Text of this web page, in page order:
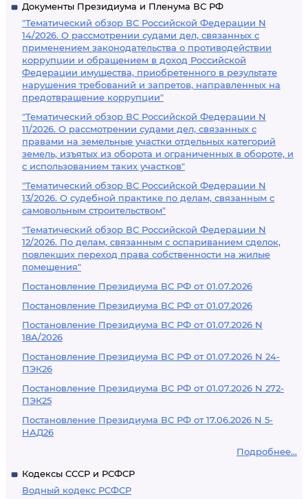
Документы Президиума и Пленума ВС РФ
"Тематический обзор ВС Российской Федерации N
14/2026. О рассмотрении судами дел, связанных с
применением законодательства о противодействии
коррупции и обращением в доход Российской
Федерации имущества, приобретенного в результате
нарушения требований и запретов, направленных на
предотвращение коррупции"
"Тематический обзор ВС Российской Федерации N
11/2026. О рассмотрении судами дел, связанных с
правами на земельные участки отдельных категорий
земель, изъятых из оборота и ограниченных в обороте, и
с использованием таких участков"
"Тематический обзор ВС Российской Федерации N
13/2026. О судебной практике по делам, связанным с
самовольным строительством"
"Тематический обзор ВС Российской Федерации N
12/2026. По делам, связанным с оспариванием сделок,
повлекших переход права собственности на жилые
помещения"
Постановление Президиума ВС РФ от 01.07.2026
Постановление Президиума ВС РФ от 01.07.2026
Постановление Президиума ВС РФ от 01.07.2026 N
18А/2026
Постановление Президиума ВС РФ от 01.07.2026 N 24-
ПЭК26
Постановление Президиума ВС РФ от 01.07.2026 N 272-
ПЭК25
Постановление Президиума ВС РФ от 17.06.2026 N 5-
НАД26
Подробнее...
Кодексы СССР и РСФСР
Водный кодекс РСФСР